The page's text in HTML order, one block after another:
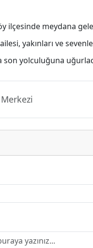
ilçesinde meydana
yakınları ve
yolculuğuna